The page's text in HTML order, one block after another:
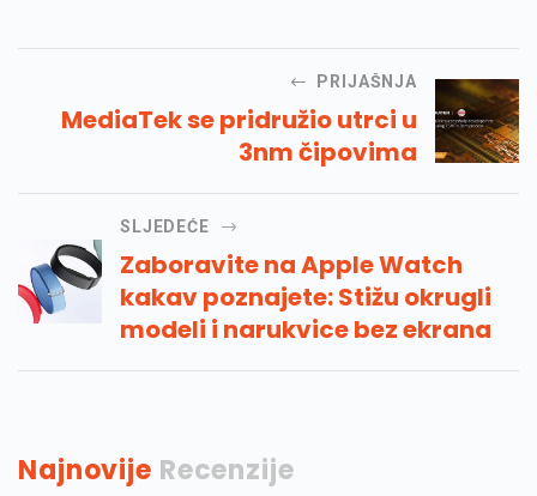
PRIJAŠNJA
MediaTek se pridružio utrci u
3nm čipovima
SLJEDEĆE
Zaboravite na Apple Watch
kakav poznajete: Stižu okrugli
modeli i narukvice bez ekrana
Najnovije Recenzije